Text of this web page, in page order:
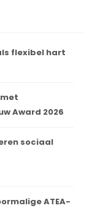
flexibel hart
Award 2026
sociaal
ATEA-